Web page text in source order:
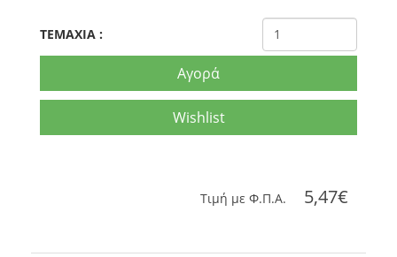
TEMAXIA :
Αγορά
Wishlist
Tιμή με Φ.Π.Α. 5,47€